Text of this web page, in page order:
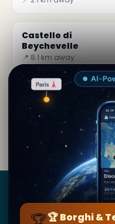
Castello di
Beychevelle
📍 8.1 km away
Lauren Holt·
Contenuto
World — 1M+
Borghi&
🏆 Borghi &